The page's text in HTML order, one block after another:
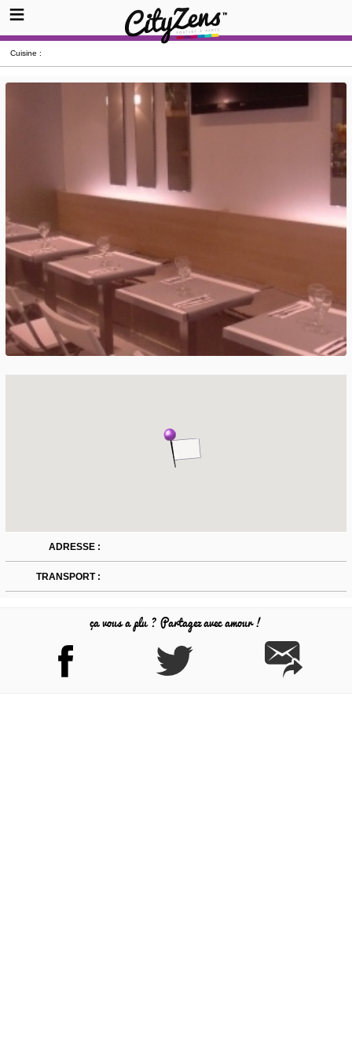
Cuisine :
ADRESSE :
TRANSPORT :
ça vous a plu ? Partagez avec amour !